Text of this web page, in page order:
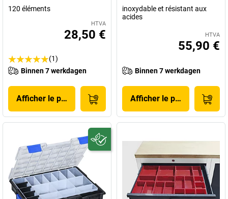
120 éléments
HTVA
28,50 €
(1)
Binnen 7 werkdagen
Afficher le produit
inoxydable et résistant aux
acides
HTVA
55,90 €
Binnen 7 werkdagen
Afficher le produit